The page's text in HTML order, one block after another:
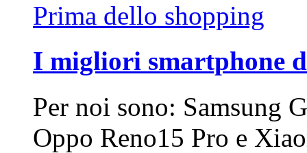
Prima dello shopping
I migliori smartphone
Per noi sono: Samsung
Oppo Reno15 Pro e